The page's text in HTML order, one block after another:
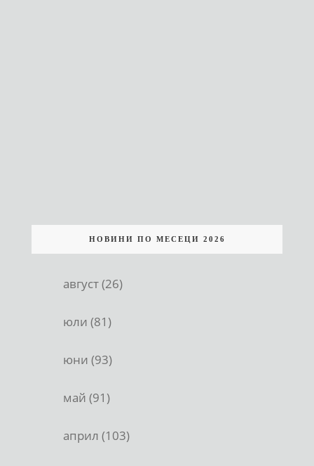
НОВИНИ ПО МЕСЕЦИ 2026
август (26)
юли (81)
юни (93)
май (91)
април (103)